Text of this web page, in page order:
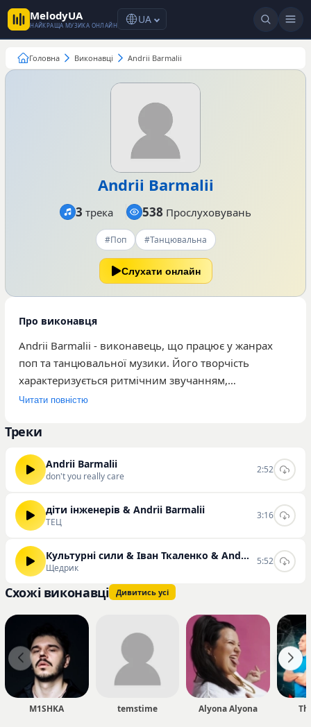
MelodyUA
НАЙКРАЩА МУЗИКА ОНЛАЙН UA
Головна Виконавці Andrii Barmalii
Andrii Barmalii
#Поп #Танцювальна
3 трека 538 Прослуховувань
Слухати онлайн
Про виконавця
Andrii Barmalii - виконавець, що працює у жанрах
поп та танцювальної музики. Його творчість
характеризується ритмічним звучанням,
орієнтованим на широку аудиторію поціновувачів
три композиції артиста, серед яких найбільш
you really care», «ТЕЦ» та «Щедрик». Загальна
кількість прослуховувань треків виконавця на
порталі становить 325. Музика Andrii Barmalii
поєднує електронні елементи з поп-структурами, що
повсякденному житті або на танцювальних
майданчиках. Ви маєте можливість слухати та
скачувати треки цього виконавця на нашому сайті.
Читати повністю
Треки
Andrii Barmalii
don't you really care
2:52
діти інженерів & Andrii Barmalii
ТЕЦ
3:16
Культурні сили & Іван Ткаленко & Andrii Barmalii
Щедрик
5:52
Схожі виконавці Дивитись усі
M1SHKA temstime Alyona Alyona